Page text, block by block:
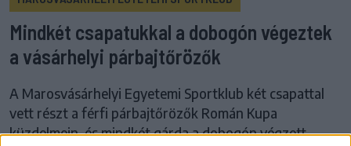
Mindkét csapatukkal a dobogón végeztek
a vásárhelyi párbajtőrözők
A Marosvásárhelyi Egyetemi Sportklub két csapattal
vett részt a férfi párbajtőrözők Román Kupa
küzdelmein, és mindkét gárda a dobogón végzett,